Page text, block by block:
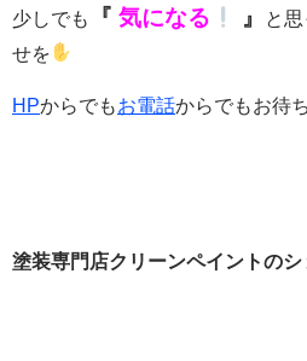
少しでも 『 気になる 』
と
せを
HPからでもお電話からでもお待
塗装専門店クリーンペイントのシ